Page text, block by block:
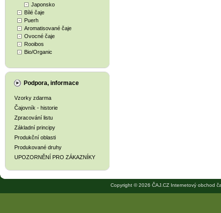
Japonsko
Bílé čaje
Puerh
Aromatisované čaje
Ovocné čaje
Rooibos
Bio/Organic
Podpora, informace
Vzorky zdarma
Čajovník - historie
Zpracování listu
Základní principy
Produkční oblasti
Produkované druhy
UPOZORNĚNÍ PRO ZÁKAZNÍKY
Copyright © 2026 ČAJ.CZ Internetový obchod